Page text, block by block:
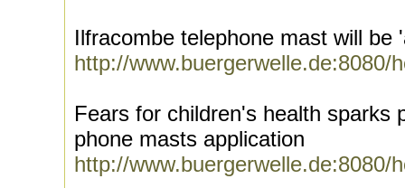
Ilfracombe telephone mast will be
http://www.buergerwelle.de:8080/
Fears for children's health sparks
phone masts application
http://www.buergerwelle.de:8080/